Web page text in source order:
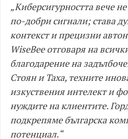
„Киберсигурността вече
по-добри сигнали; става
контекст и прецизни
WiseBee отговаря на
благодарение на
Стоян и Таха, техните
изкуствения интелект и
нуждите на клиентите.
подкрепяме българска
потенциал.“